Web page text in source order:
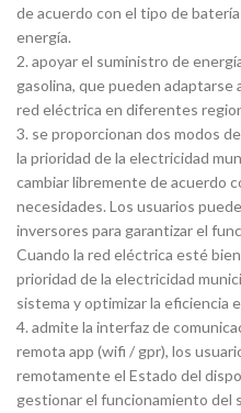
de acuerdo con el tipo de
energía.
2. apoyar el suministro de
gasolina, que pueden adaptarse
red eléctrica en diferentes
3. se proporcionan dos modos
la prioridad de la electricidad
cambiar libremente de acuerdo
necesidades. Los usuarios
inversores para garantizar el
Cuando la red eléctrica esté
prioridad de la electricidad
sistema y optimizar la eficiencia
4. admite la interfaz de
remota app (wifi / gpr), los
remotamente el Estado del
gestionar el funcionamiento del